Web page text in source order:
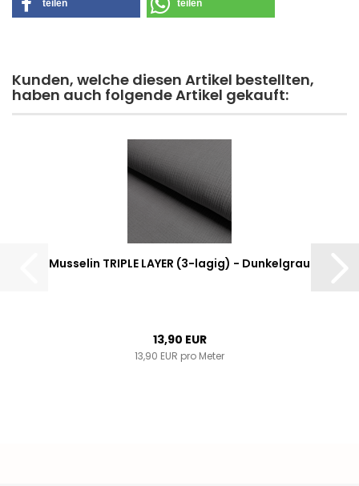
teilen teilen
Kunden, welche diesen Artikel bestellten,
haben auch folgende Artikel gekauft:
Musselin TRIPLE LAYER (3-lagig) - Dunkelgrau
13,90 EUR
13,90 EUR pro Meter